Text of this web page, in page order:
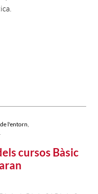
l'entorn
cursos Bàsic